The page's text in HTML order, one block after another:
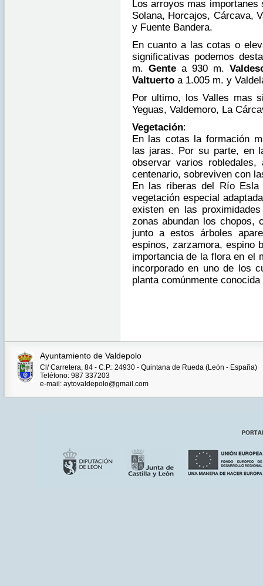
Los arroyos mas importanes
Solana, Horcajos, Cárcava,
y Fuente Bandera.
En cuanto a las cotas o
significativas podemos
m. Gente a 930 m.
Valtuerto a 1.005 m. y
Por ultimo, los Valles mas
Yeguas, Valdemoro, La
Vegetación:
En las cotas la formación
las jaras. Por su parte, en
observar varios
centenario, sobreviven con
En las riberas del Río Esla
vegetación especial
existen en las
zonas abundan los chopos,
junto a estos árboles
espinos, zarzamora, espino
importancia de la flora en el
incorporado en uno de los
planta comúnmente
Ayuntamiento de Valdepolo
Cl/ Carretera, 84 - C.P.: 24930 - Quintana de Rueda (León - España)
Teléfono: 987 337203
e-mail: aytovaldepolo@gmail.com